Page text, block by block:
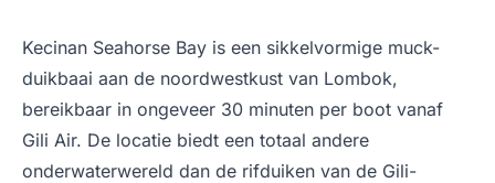
Kecinan Seahorse Bay is een sikkelvormige muck-
duikbaai aan de noordwestkust van Lombok,
bereikbaar in ongeveer 30 minuten per boot vanaf
Gili Air. De locatie biedt een totaal andere
onderwaterwereld dan de rifduiken van de Gili-